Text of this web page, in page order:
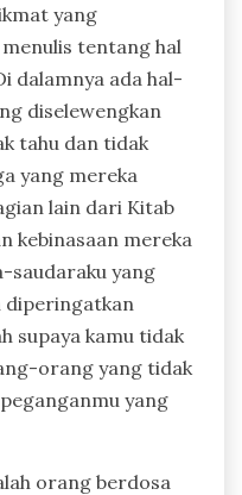
yang
tentang hal
dalamnya ada hal-
diselewengkan
tahu dan tidak
yang mereka
lain dari Kitab
kebinasaan mereka
saudaraku yang
diperingatkan
supaya kamu tidak
orang yang tidak
yang
orang berdosa